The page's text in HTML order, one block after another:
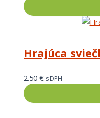
Hrajúca
2.50 € s DPH